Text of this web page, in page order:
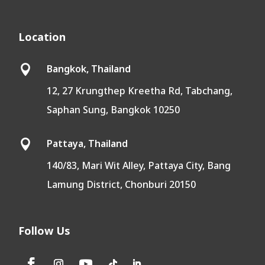
Location

Bangkok, Thailand
12, 27 Krungthep Kreetha Rd, Tabchang,
Saphan Sung, Bangkok 10250

Pattaya, Thailand
140/83, Mari Wit Alley, Pattaya City, Bang
Lamung District, Chonburi 20150
Follow Us